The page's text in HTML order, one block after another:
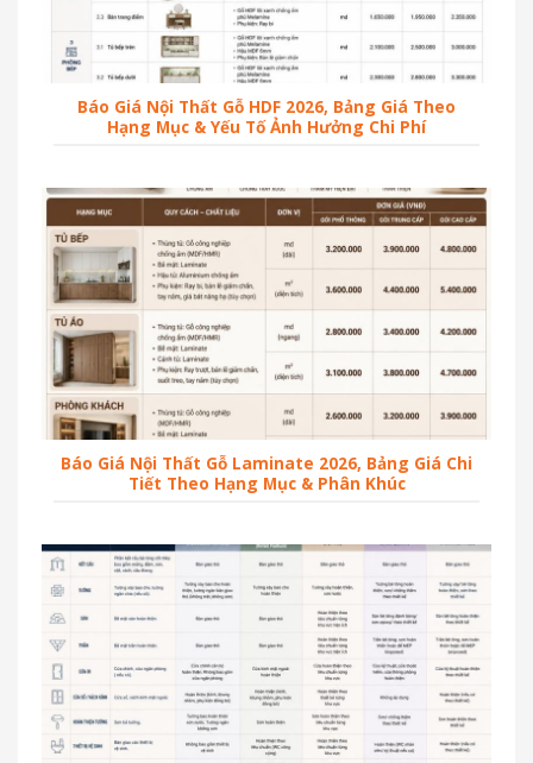
Báo Giá Nội Thất Gỗ HDF 2026, Bảng Giá Theo
Hạng Mục & Yếu Tố Ảnh Hưởng Chi Phí
Báo Giá Nội Thất Gỗ Laminate 2026, Bảng Giá Chi
Tiết Theo Hạng Mục & Phân Khúc